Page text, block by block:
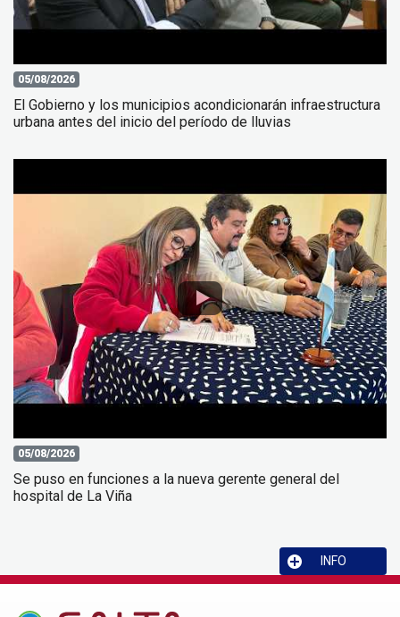
05/08/2026
El Gobierno y los municipios acondicionarán infraestructura
urbana antes del inicio del período de lluvias
05/08/2026
Se puso en funciones a la nueva gerente general del
hospital de La Viña
INFO